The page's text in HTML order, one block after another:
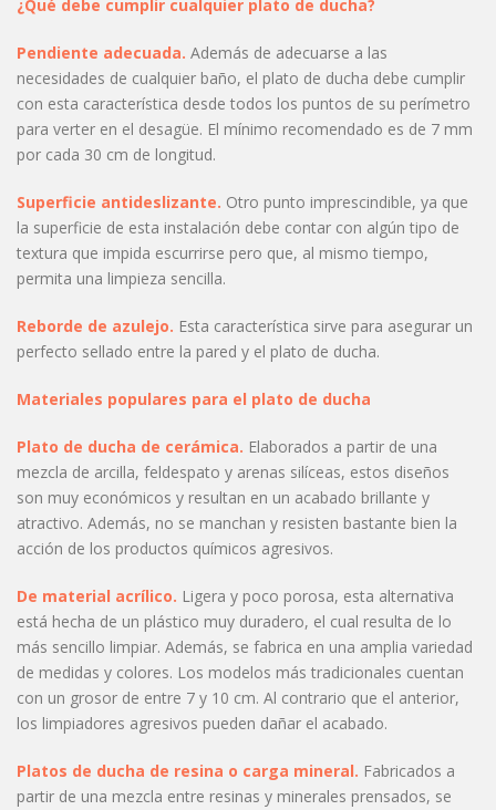
¿Qué debe cumplir cualquier plato de ducha?
Pendiente adecuada. Además de adecuarse a las
necesidades de cualquier baño, el plato de ducha debe cumplir
con esta característica desde todos los puntos de su perímetro
para verter en el desagüe. El mínimo recomendado es de 7 mm
por cada 30 cm de longitud.
Superficie antideslizante. Otro punto imprescindible, ya que
la superficie de esta instalación debe contar con algún tipo de
textura que impida escurrirse pero que, al mismo tiempo,
permita una limpieza sencilla.
Reborde de azulejo. Esta característica sirve para asegurar un
perfecto sellado entre la pared y el plato de ducha.
Materiales populares para el plato de ducha
Plato de ducha de cerámica. Elaborados a partir de una
mezcla de arcilla, feldespato y arenas silíceas, estos diseños
son muy económicos y resultan en un acabado brillante y
atractivo. Además, no se manchan y resisten bastante bien la
acción de los productos químicos agresivos.
De material acrílico. Ligera y poco porosa, esta alternativa
está hecha de un plástico muy duradero, el cual resulta de lo
más sencillo limpiar. Además, se fabrica en una amplia variedad
de medidas y colores. Los modelos más tradicionales cuentan
con un grosor de entre 7 y 10 cm. Al contrario que el anterior,
los limpiadores agresivos pueden dañar el acabado.
Platos de ducha de resina o carga mineral. Fabricados a
partir de una mezcla entre resinas y minerales prensados, se